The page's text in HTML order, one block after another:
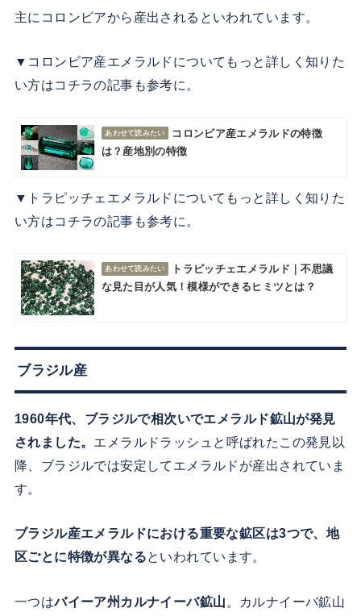
主にコロンビアから産出されるといわれています。
▼コロンビア産エメラルドについてもっと詳しく知りた
い方はコチラの記事も参考に。
コロンビア産エメラルドの特徴
は？産地別の特徴
▼トラピッチェエメラルドについてもっと詳しく知りた
い方はコチラの記事も参考に。
トラピッチェエメラルド｜不思議
な見た目が人気！模様ができるヒミツとは？
ブラジル産
1960年代、ブラジルで相次いでエメラルド鉱山が発見
されました。 エメラルドラッシュと呼ばれたこの発見以
降、ブラジルでは安定してエメラルドが産出されていま
す。
ブラジル産エメラルドにおける重要な鉱区は3つで、地
区ごとに特徴が異なるといわれています。
一つはバイーア州カルナイーバ鉱山 。カルナイーバ鉱山